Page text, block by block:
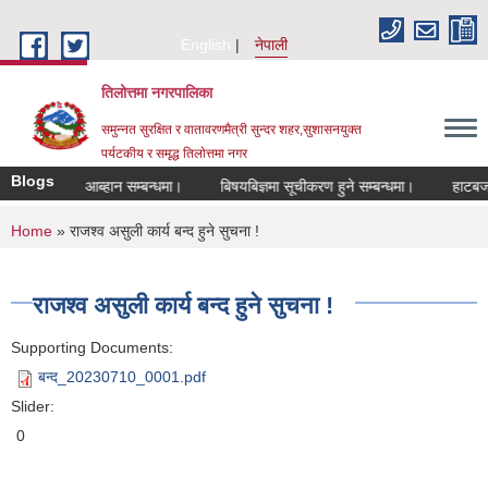
English
नेपाली
तिलोत्तमा नगरपालिका
समुन्नत सुरक्षित र वातावरणमैत्री सुन्दर शहर,सुशासनयुक्त
पर्यटकीय र समृद्ध तिलाेत्तमा नगर
Blogs
दरखास्त आब्हान सम्बन्धमा। बिषयबिज्ञमा सूचीकरण हुने सम्बन्धमा। हाटबजार
You are here
Home » राजश्व असुली कार्य बन्द हुने सुचना !
राजश्व असुली कार्य बन्द हुने सुचना !
Supporting Documents:
बन्द_20230710_0001.pdf
Slider:
0